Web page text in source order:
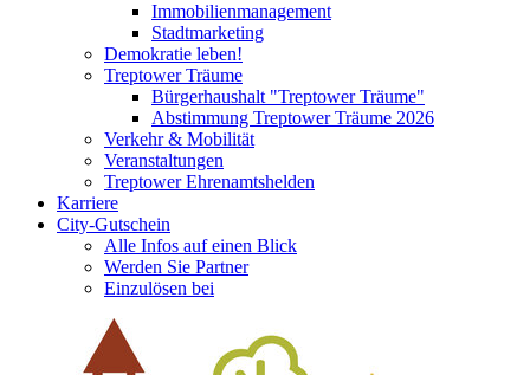
Immobilienmanagement
Stadtmarketing
Demokratie leben!
Treptower Träume
Bürgerhaushalt "Treptower Träume"
Abstimmung Treptower Träume 2026
Verkehr & Mobilität
Veranstaltungen
Treptower Ehrenamtshelden
Karriere
City-Gutschein
Alle Infos auf einen Blick
Werden Sie Partner
Einzulösen bei